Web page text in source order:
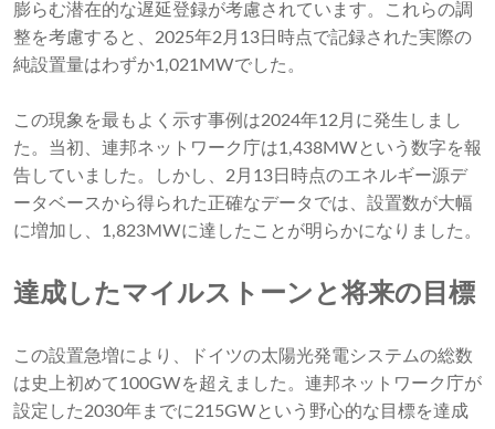
膨らむ潜在的な遅延登録が考慮されています。これらの調
整を考慮すると、2025年2月13日時点で記録された実際の
純設置量はわずか1,021MWでした。
この現象を最もよく示す事例は2024年12月に発生しまし
た。当初、連邦ネットワーク庁は1,438MWという数字を報
告していました。しかし、2月13日時点のエネルギー源デ
ータベースから得られた正確なデータでは、設置数が大幅
に増加し、1,823MWに達したことが明らかになりました。
達成したマイルストーンと将来の目標
この設置急増により、ドイツの太陽光発電システムの総数
は史上初めて100GWを超えました。連邦ネットワーク庁が
設定した2030年までに215GWという野心的な目標を達成